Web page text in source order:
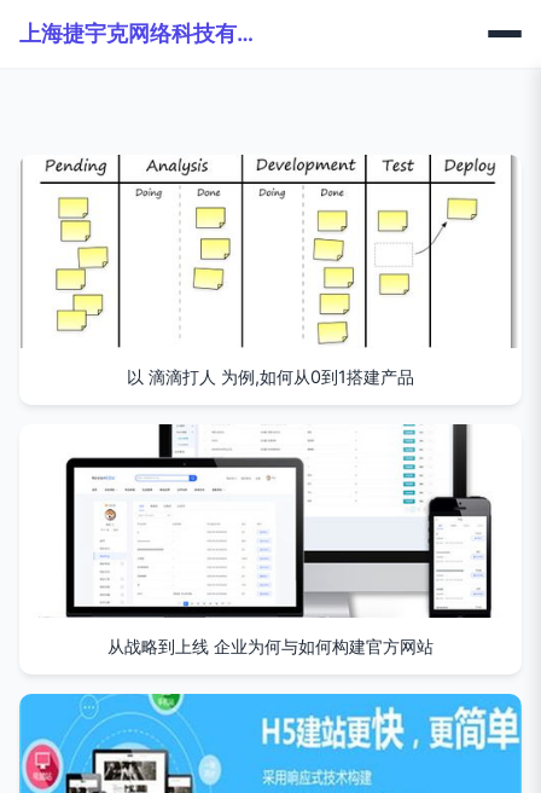
上海捷宇克网络科技有限公司
以 滴滴打人 为例,如何从0到1搭建产品
从战略到上线 企业为何与如何构建官方网站